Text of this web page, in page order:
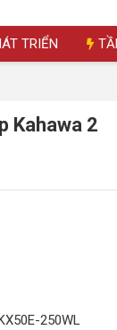
TRIỂN
Kahawa 2
250WL